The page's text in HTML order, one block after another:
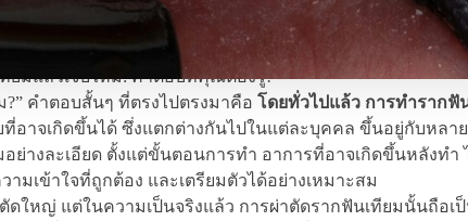
ยมแล้วเจ็บไหม: คำตอบที่คุณต้องรู้!
คำตอบสั้นๆ ที่ตรงไปตรงมาคือ โดยทั่วไปแล้ว การทำรากฟั
อาจเกิดขึ้นได้ ซึ่งแตกต่างกันไปในแต่ละบุคคล ขึ้นอยู่กับหลา
างละเอียด ตั้งแต่ขั้นตอนการทำ อาการที่อาจเกิดขึ้นหลังท
มเข้าใจที่ถูกต้อง และเตรียมตัวได้อย่างเหมาะสม
ใหญ่ แต่ในความเป็นจริงแล้ว การผ่าตัดรากฟันเทียมนั้นถือ